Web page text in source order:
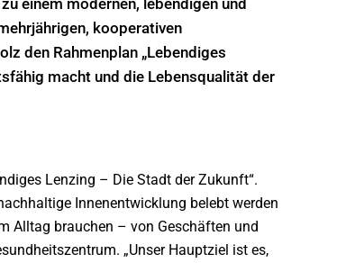
einem modernen, lebendigen und
kooperativen
den Rahmenplan „Lebendiges
macht und die Lebensqualität der
Lenzing – Die Stadt der Zukunft“.
Innenentwicklung belebt werden
Alltag brauchen – von Geschäften und
„Unser Hauptziel ist es,